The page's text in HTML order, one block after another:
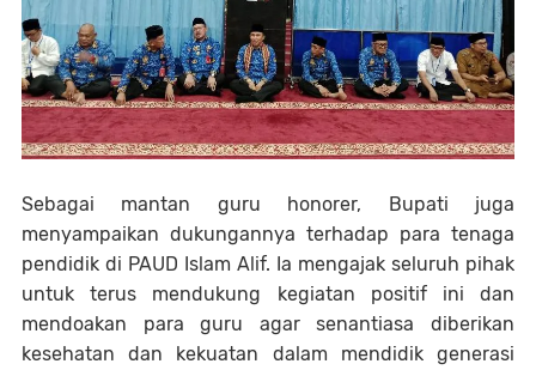
Sebagai mantan guru honorer, Bupati juga
menyampaikan dukungannya terhadap para tenaga
pendidik di PAUD Islam Alif. Ia mengajak seluruh pihak
untuk terus mendukung kegiatan positif ini dan
mendoakan para guru agar senantiasa diberikan
kesehatan dan kekuatan dalam mendidik generasi